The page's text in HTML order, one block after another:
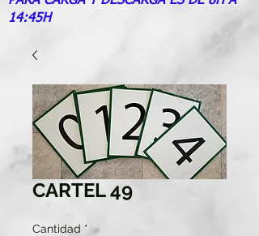
14:45H
CARTEL 49
Cantidad *